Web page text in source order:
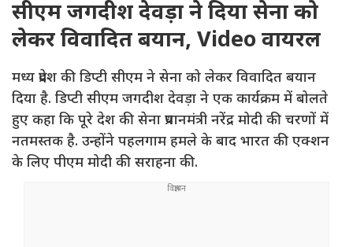
सीएम जगदीश देवड़ा ने दिया सेना को
लेकर विवादित बयान, Video वायरल
मध्य प्रदेश की डिप्टी सीएम ने सेना को लेकर विवादित बयान
दिया है. डिप्टी सीएम जगदीश देवड़ा ने एक कार्यक्रम में बोलते
हुए कहा कि पूरे देश की सेना प्रधानमंत्री नरेंद्र मोदी की चरणों में
नतमस्तक है. उन्होंने पहलगाम हमले के बाद भारत की एक्शन
के लिए पीएम मोदी की सराहना की.